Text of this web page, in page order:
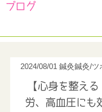
ブログ
2024/08/01 鍼灸鍼灸/ツ
【心身を整え
労、高血圧にも